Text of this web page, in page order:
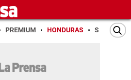
PREMIUM HONDURAS SAN PEDRO